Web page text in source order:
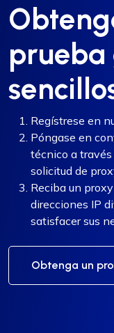
prueba
Regístrese en
Póngase en
técnico a
solicitud de
Reciba un
direcciones IP
satisfacer sus
Obtenga un